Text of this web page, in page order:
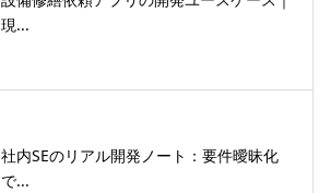
現...
社内SEのリアル開発ノート：要件曖昧化
で...